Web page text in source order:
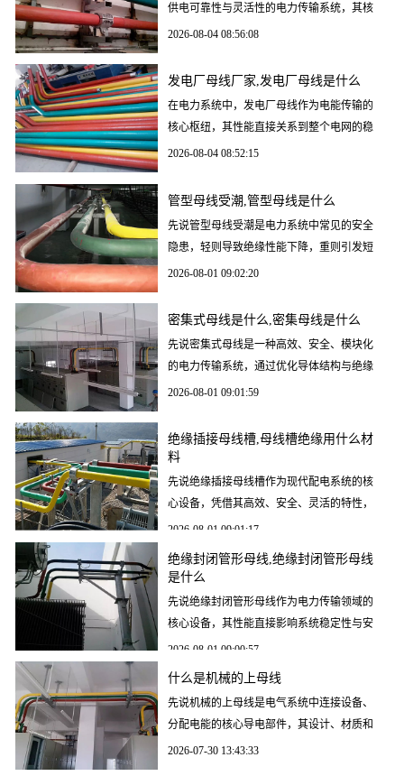
供电可靠性与灵活性的电力传输系统，其核
心价值在于解决单母线故障导致的停电风
2026-08-04 08:56:08
发电厂母线厂家,发电厂母线是什么
在电力系统中，发电厂母线作为电能传输的
核心枢纽，其性能直接关系到整个电网的稳
定性与安全性。无论是管母线、母线槽，还
2026-08-04 08:52:15
管型母线受潮,管型母线是什么
先说管型母线受潮是电力系统中常见的安全
隐患，轻则导致绝缘性能下降，重则引发短
路故障甚至设备损毁。本文从受潮原因、危
2026-08-01 09:02:20
密集式母线是什么,密集母线是什么
先说密集式母线是一种高效、安全、模块化
的电力传输系统，通过优化导体结构与绝缘
设计，显著提升大电流场景下的传输效率与
2026-08-01 09:01:59
绝缘插接母线槽,母线槽绝缘用什么材
料
先说绝缘插接母线槽作为现代配电系统的核
心设备，凭借其高效、安全、灵活的特性，
已成为工业厂房、数据中心、商业综合体等
2026-08-01 09:01:17
绝缘封闭管形母线,绝缘封闭管形母线
是什么
先说绝缘封闭管形母线作为电力传输领域的
核心设备，其性能直接影响系统稳定性与安
全性。本文从技术原理、应用场景、选型标
2026-08-01 09:00:57
什么是机械的上母线
先说机械的上母线是电气系统中连接设备、
分配电能的核心导电部件，其设计、材质和
安装直接影响系统稳定性与安全性。选择优
2026-07-30 13:43:33